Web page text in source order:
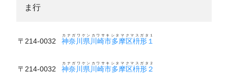
ま行
〒214-0032 神奈川県川崎市多摩区枡形１
カナガワケンカワサキシタマクマスガタ１
〒214-0032 神奈川県川崎市多摩区枡形２
カナガワケンカワサキシタマクマスガタ２